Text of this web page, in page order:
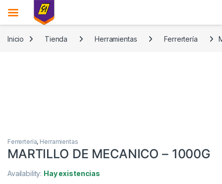
Inicio
Tienda Herramientas Ferrertería
Ferrertería, Herramientas
MARTILLO DE MECANICO – 1000G
Availability: Hay existencias